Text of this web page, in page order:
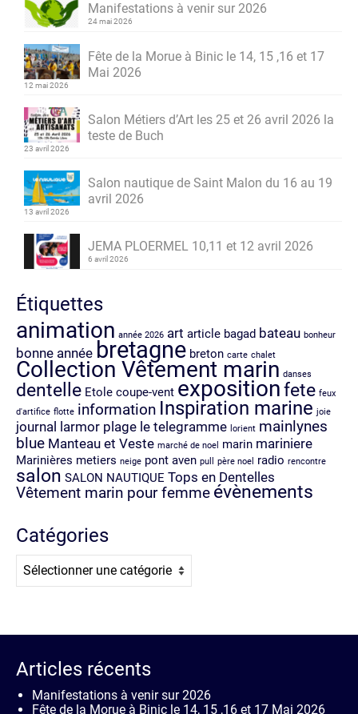
Manifestations à venir sur 2026
24 mai 2026
Fête de la Morue à Binic le 14, 15 ,16 et 17
Mai 2026
12 mai 2026
Salon Métiers d’Art les 25 et 26 avril 2026 la
teste de Buch
23 avril 2026
Salon nautique de Saint Malon du 16 au 19
avril 2026
13 avril 2026
JEMA PLOERMEL 10,11 et 12 avril 2026
6 avril 2026
Étiquettes
animation année 2026 art article bagad bateau bonheur
bonne année bretagne breton carte chalet
Collection Vêtement marin danses
dentelle Etole coupe-vent expositionfete feux
d'artifice flotte information Inspiration marine joie
journal larmor plage le telegramme lorient mainlynes
blue Manteau et Veste marché de noel marin mariniere
Marinières metiers neige pont aven pull père noel radio rencontre
salon SALON NAUTIQUE Tops en Dentelles
Vêtement marin pour femme évènements
Catégories
Catégories
Articles récents
Manifestations à venir sur 2026
Fête de la Morue à Binic le 14, 15 ,16 et 17 Mai 2026